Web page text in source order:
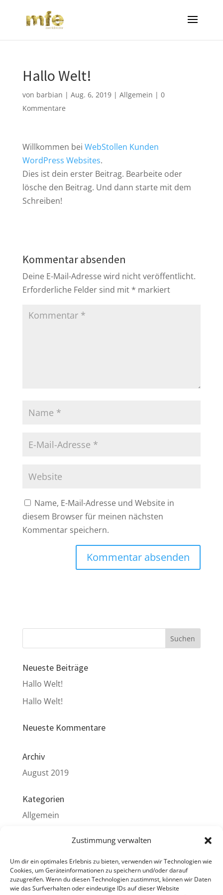
Zustimmung verwalten
Um dir ein optimales Erlebnis zu bieten, verwenden wir Technologien wie
Cookies, um Geräteinformationen zu speichern und/oder darauf
zuzugreifen. Wenn du diesen Technologien zustimmst, können wir Daten
wie das Surfverhalten oder eindeutige IDs auf dieser Website
Hallo Welt!
von barbian | Aug. 6, 2019| Allgemein | 0
Kommentare
Willkommen bei WebStollen Kunden
WordPress Websites.
Dies ist dein erster Beitrag. Bearbeite oder
lösche den Beitrag. Und dann starte mit dem
Schreiben!
Kommentar absenden
Deine E-Mail-Adresse wird nicht veröffentlicht.
Erforderliche Felder sind mit * markiert
Name, E-Mail-Adresse und Website in
diesem Browser für meinen nächsten
Kommentar speichern.
Neueste Beiträge
Hallo Welt!
Hallo Welt!
Neueste Kommentare
Archiv
August 2019
Kategorien
Allgemein
Anmelden
Eintrags-Feed
Kommentar-Feed